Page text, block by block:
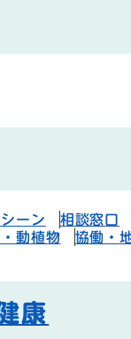
ーン 相談窓口
動植物 協働・
康